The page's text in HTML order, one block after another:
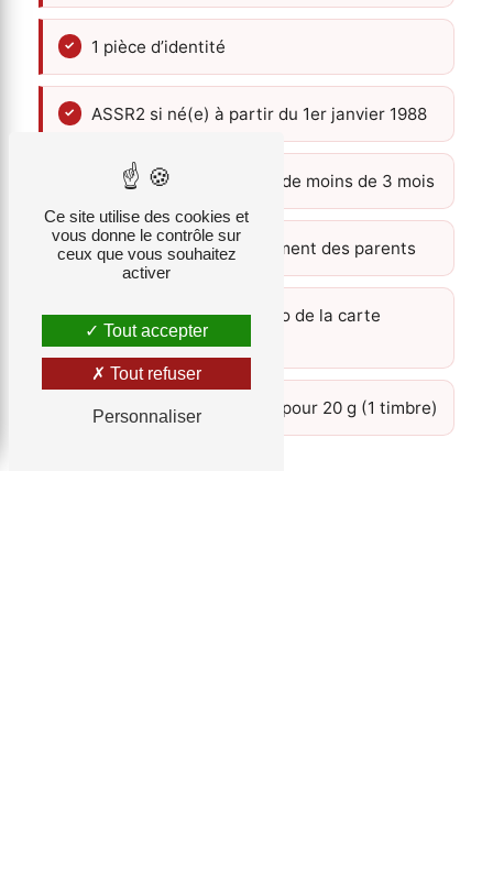
1 pièce d’identité
ASSR2 si né(e) à partir du 1er janvier 1988
1 justificatif de domicile de moins de 3 mois
1 attestation d’hébergement des parents
1 photocopie recto-verso de la carte
d’identité du parent
1 enveloppe A5 timbrée pour 20 g (1 timbre)
Ce site utilise des cookies et
vous donne le contrôle sur
ceux que vous souhaitez
activer
Tout accepter
Tout refuser
Personnaliser